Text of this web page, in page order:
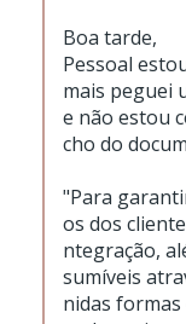
Boa tarde,
Pessoal
mais peguei
e não estou
cho do
"Para
os dos
ntegração,
sumíveis
nidas